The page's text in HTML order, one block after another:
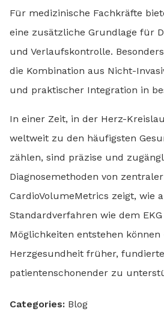
Für medizinische Fachkräfte
eine zusätzliche Grundlage für
und Verlaufskontrolle.
die Kombination aus Nicht-
und praktischer Integration in
In einer Zeit, in der Herz-
weltweit zu den häufigsten
zählen, sind präzise und
Diagnosemethoden von
CardioVolumeMetrics zeigt, wie
Standardverfahren wie dem
Möglichkeiten entstehen
Herzgesundheit früher,
patientenschonender zu
Categories: Blog